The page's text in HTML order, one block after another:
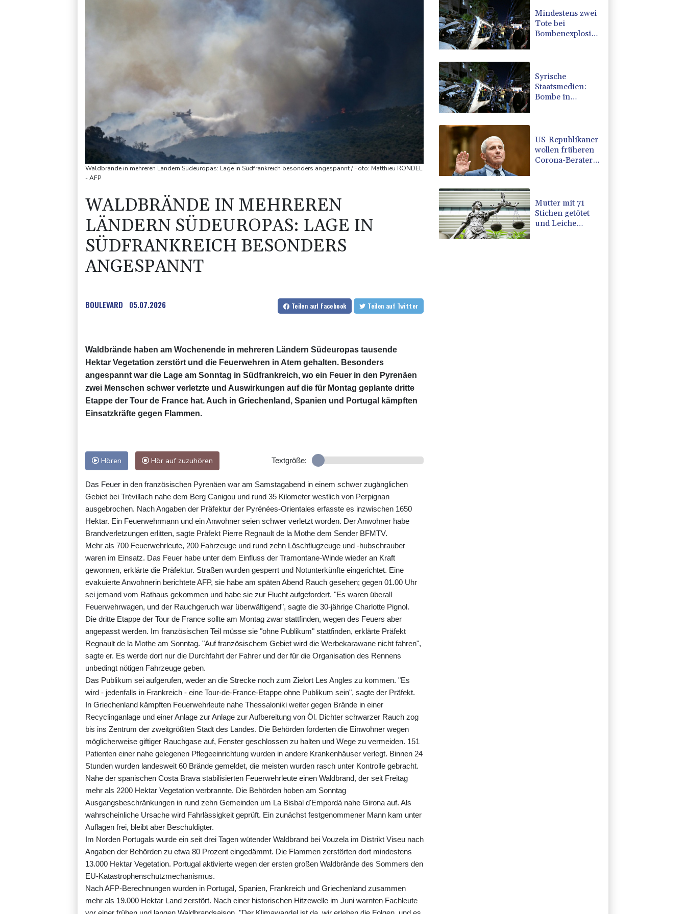
Waldbrände in mehreren Ländern Südeuropas: Lage in Südfrankreich besonders angespannt / Foto: Matthieu RONDEL
- AFP
WALDBRÄNDE IN MEHREREN
LÄNDERN SÜDEUROPAS: LAGE IN
SÜDFRANKREICH BESONDERS
ANGESPANNT
BOULEVARD 05.07.2026 Teilen auf Facebook Teilen auf Twitter
Waldbrände haben am Wochenende in mehreren Ländern Südeuropas tausende
Hektar Vegetation zerstört und die Feuerwehren in Atem gehalten. Besonders
angespannt war die Lage am Sonntag in Südfrankreich, wo ein Feuer in den Pyrenäen
zwei Menschen schwer verletzte und Auswirkungen auf die für Montag geplante dritte
Etappe der Tour de France hat. Auch in Griechenland, Spanien und Portugal kämpften
Einsatzkräfte gegen Flammen.
Hören Hör auf zuzuhören Textgröße:
Das Feuer in den französischen Pyrenäen war am Samstagabend in einem schwer zugänglichen
Gebiet bei Trévillach nahe dem Berg Canigou und rund 35 Kilometer westlich von Perpignan
ausgebrochen. Nach Angaben der Präfektur der Pyrénées-Orientales erfasste es inzwischen 1650
Hektar. Ein Feuerwehrmann und ein Anwohner seien schwer verletzt worden. Der Anwohner habe
Brandverletzungen erlitten, sagte Präfekt Pierre Regnault de la Mothe dem Sender BFMTV.
Mehr als 700 Feuerwehrleute, 200 Fahrzeuge und rund zehn Löschflugzeuge und -hubschrauber
waren im Einsatz. Das Feuer habe unter dem Einfluss der Tramontane-Winde wieder an Kraft
gewonnen, erklärte die Präfektur. Straßen wurden gesperrt und Notunterkünfte eingerichtet. Eine
evakuierte Anwohnerin berichtete AFP, sie habe am späten Abend Rauch gesehen; gegen 01.00 Uhr
sei jemand vom Rathaus gekommen und habe sie zur Flucht aufgefordert. "Es waren überall
Feuerwehrwagen, und der Rauchgeruch war überwältigend", sagte die 30-jährige Charlotte Pignol.
Die dritte Etappe der Tour de France sollte am Montag zwar stattfinden, wegen des Feuers aber
angepasst werden. Im französischen Teil müsse sie "ohne Publikum" stattfinden, erklärte Präfekt
Regnault de la Mothe am Sonntag. "Auf französischem Gebiet wird die Werbekarawane nicht fahren",
sagte er. Es werde dort nur die Durchfahrt der Fahrer und der für die Organisation des Rennens
unbedingt nötigen Fahrzeuge geben.
Das Publikum sei aufgerufen, weder an die Strecke noch zum Zielort Les Angles zu kommen. "Es
wird - jedenfalls in Frankreich - eine Tour-de-France-Etappe ohne Publikum sein", sagte der Präfekt.
In Griechenland kämpften Feuerwehrleute nahe Thessaloniki weiter gegen Brände in einer
Recyclinganlage und einer Anlage zur Anlage zur Aufbereitung von Öl. Dichter schwarzer Rauch zog
bis ins Zentrum der zweitgrößten Stadt des Landes. Die Behörden forderten die Einwohner wegen
möglicherweise giftiger Rauchgase auf, Fenster geschlossen zu halten und Wege zu vermeiden. 151
Patienten einer nahe gelegenen Pflegeeinrichtung wurden in andere Krankenhäuser verlegt. Binnen 24
Stunden wurden landesweit 60 Brände gemeldet, die meisten wurden rasch unter Kontrolle gebracht.
Nahe der spanischen Costa Brava stabilisierten Feuerwehrleute einen Waldbrand, der seit Freitag
mehr als 2200 Hektar Vegetation verbrannte. Die Behörden hoben am Sonntag
Ausgangsbeschränkungen in rund zehn Gemeinden um La Bisbal d'Empordà nahe Girona auf. Als
wahrscheinliche Ursache wird Fahrlässigkeit geprüft. Ein zunächst festgenommener Mann kam unter
Auflagen frei, bleibt aber Beschuldigter.
Im Norden Portugals wurde ein seit drei Tagen wütender Waldbrand bei Vouzela im Distrikt Viseu nach
Angaben der Behörden zu etwa 80 Prozent eingedämmt. Die Flammen zerstörten dort mindestens
13.000 Hektar Vegetation. Portugal aktivierte wegen der ersten großen Waldbrände des Sommers den
EU-Katastrophenschutzmechanismus.
Nach AFP-Berechnungen wurden in Portugal, Spanien, Frankreich und Griechenland zusammen
mehr als 19.000 Hektar Land zerstört. Nach einer historischen Hitzewelle im Juni warnten Fachleute
Mindestens zwei
Tote bei
Bombenexplosion
Syrische
Staatsmedien:
Bombe in
US-Republikaner
wollen früheren
Corona-Berater
Mutter mit 71
Stichen getötet
und Leiche